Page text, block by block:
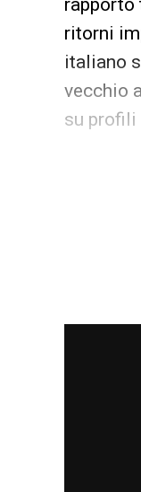
ritorni
italiano
vecchio
su profili
locale,
quando
la